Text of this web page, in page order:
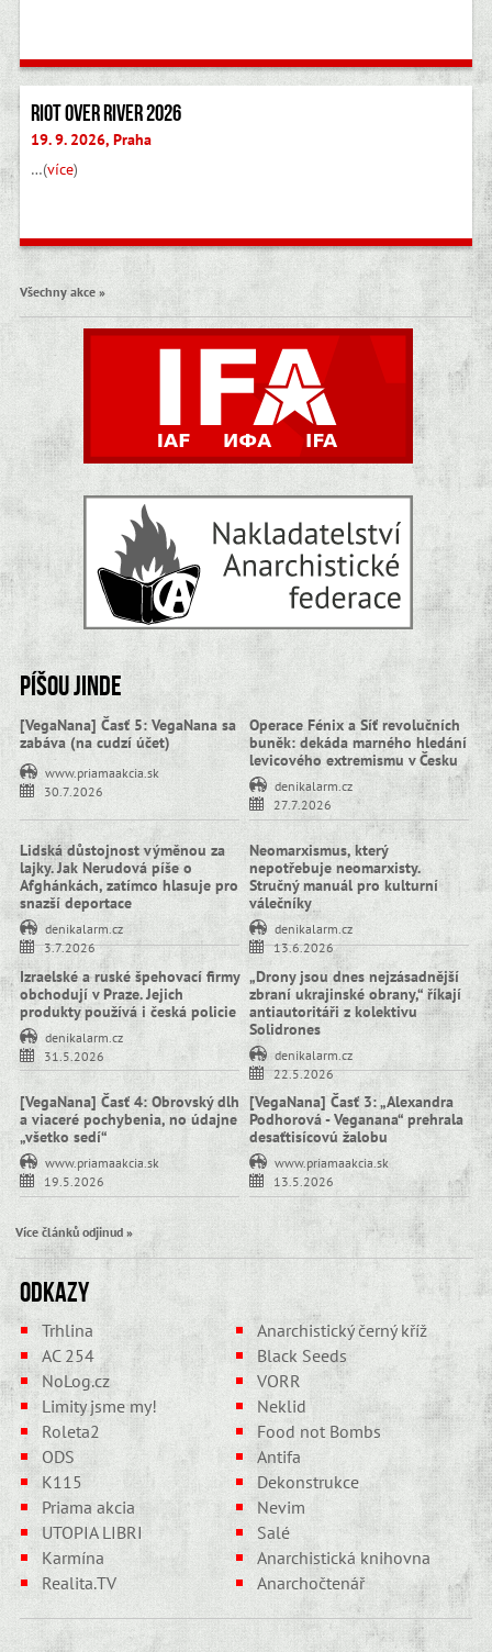
Riot Over River 2026
19. 9. 2026, Praha
…(více)
Všechny akce »
Píšou jinde
[VegaNana] Časť 5: VegaNana sa
zabáva (na cudzí účet)
www.priamaakcia.sk
30.7.2026
Operace Fénix a Síť revolučních
buněk: dekáda marného hledání
levicového extremismu v Česku
denikalarm.cz
27.7.2026
Lidská důstojnost výměnou za
lajky. Jak Nerudová píše o
Afghánkách, zatímco hlasuje pro
snazší deportace
denikalarm.cz
3.7.2026
Neomarxismus, který
nepotřebuje neomarxisty.
Stručný manuál pro kulturní
válečníky
denikalarm.cz
13.6.2026
Izraelské a ruské špehovací firmy
obchodují v Praze. Jejich
produkty používá i česká policie
denikalarm.cz
31.5.2026
„Drony jsou dnes nejzásadnější
zbraní ukrajinské obrany,“ říkají
antiautoritáři z kolektivu
Solidrones
denikalarm.cz
22.5.2026
[VegaNana] Časť 4: Obrovský dlh
a viaceré pochybenia, no údajne
„všetko sedí“
www.priamaakcia.sk
19.5.2026
[VegaNana] Časť 3: „Alexandra
Podhorová - Veganana“ prehrala
desaťtisícovú žalobu
www.priamaakcia.sk
13.5.2026
Více článků odjinud »
Odkazy
Trhlina
Anarchistický černý kříž
AC 254
Black Seeds
NoLog.cz
VORR
Limity jsme my!
Neklid
Roleta2
Food not Bombs
ODS
Antifa
K115
Dekonstrukce
Priama akcia
Nevim
UTOPIA LIBRI
Salé
Karmína
Anarchistická knihovna
Realita.TV
Anarchočtenář